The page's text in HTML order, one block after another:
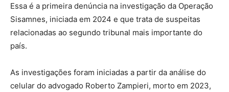
Essa é a primeira denúncia na investigação da Operação
Sisamnes, iniciada em 2024 e que trata de suspeitas
relacionadas ao segundo tribunal mais importante do
país.
As investigações foram iniciadas a partir da análise do
celular do advogado Roberto Zampieri, morto em 2023,